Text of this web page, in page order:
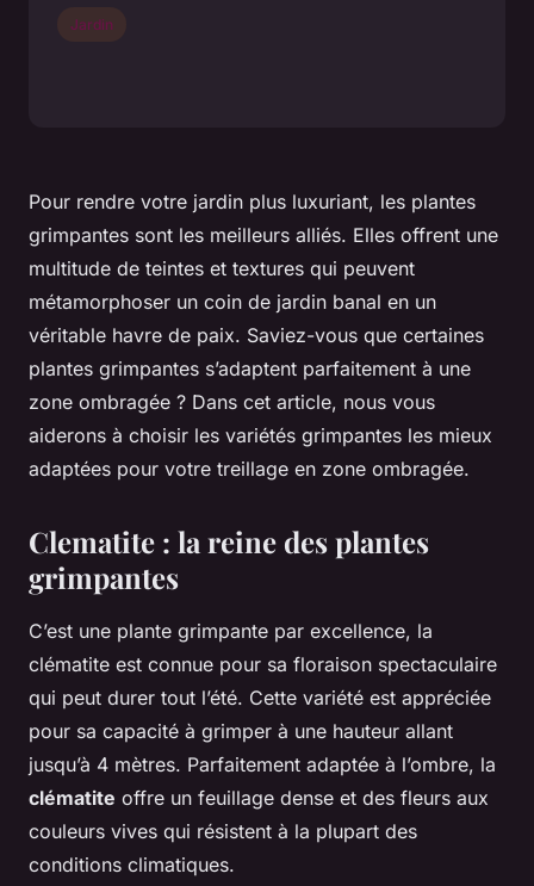
Pour rendre votre jardin plus luxuriant, les plantes
grimpantes sont les meilleurs alliés. Elles offrent une
multitude de teintes et textures qui peuvent
métamorphoser un coin de jardin banal en un
véritable havre de paix. Saviez-vous que certaines
plantes grimpantes s’adaptent parfaitement à une
zone ombragée ? Dans cet article, nous vous
aiderons à choisir les variétés grimpantes les mieux
adaptées pour votre treillage en zone ombragée.
Clematite : la reine des plantes
grimpantes
C’est une plante grimpante par excellence, la
clématite est connue pour sa floraison spectaculaire
qui peut durer tout l’été. Cette variété est appréciée
pour sa capacité à grimper à une hauteur allant
jusqu’à 4 mètres. Parfaitement adaptée à l’ombre, la
clématite offre un feuillage dense et des fleurs aux
couleurs vives qui résistent à la plupart des
conditions climatiques.
Jardin